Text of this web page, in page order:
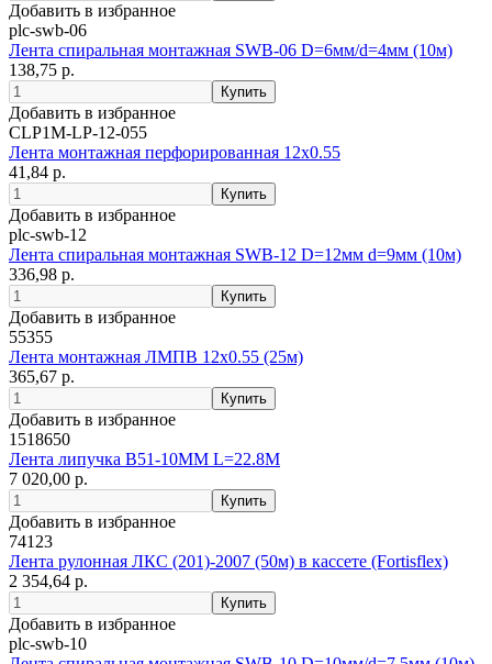
Добавить в избранное
plc-swb-06
Лента спиральная монтажная SWB-06 D=6мм/d=4мм (10м)
138,75 р.
Добавить в избранное
CLP1M-LP-12-055
Лента монтажная перфорированная 12х0.55
41,84 р.
Добавить в избранное
plc-swb-12
Лента спиральная монтажная SWB-12 D=12мм d=9мм (10м)
336,98 р.
Добавить в избранное
55355
Лента монтажная ЛМПВ 12х0.55 (25м)
365,67 р.
Добавить в избранное
1518650
Лента липучка B51-10MM L=22.8M
7 020,00 р.
Добавить в избранное
74123
Лента рулонная ЛКС (201)-2007 (50м) в кассете (Fortisflex)
2 354,64 р.
Добавить в избранное
plc-swb-10